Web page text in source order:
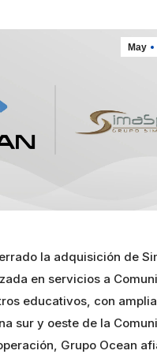
May
la adquisición de
en servicios a
educativos, con amplia
sur y oeste de la
Grupo Ocean